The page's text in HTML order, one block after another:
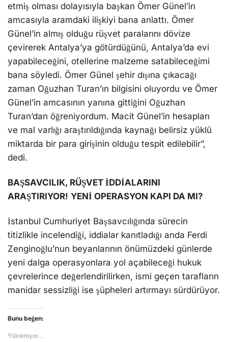
etmiş olması dolayısıyla başkan Ömer Günel’in
amcasıyla aramdaki ilişkiyi bana anlattı. Ömer
Günel’in almış olduğu rüşvet paralarını dövize
çevirerek Antalya’ya götürdüğünü, Antalya’da evi
yapabileceğini, otellerine malzeme satabileceğimi
bana söyledi. Ömer Günel şehir dışına çıkacağı
zaman Oğuzhan Turan’ın bilgisini oluyordu ve Ömer
Günel’in amcasının yanına gittiğini Oğuzhan
Turan’dan öğreniyordum. Macit Günel’in hesapları
ve mal varlığı araştırıldığında kaynağı belirsiz yüklü
miktarda bir para girişinin olduğu tespit edilebilir”,
dedi.
BAŞSAVCILIK, RÜŞVET İDDİALARINI
ARAŞTIRIYOR! YENİ OPERASYON KAPI DA MI?
İstanbul Cumhuriyet Başsavcılığında sürecin
titizlikle incelendiği, iddialar kanıtladığı anda Ferdi
Zenginoğlu’nun beyanlarının önümüzdeki günlerde
yeni dalga operasyonlara yol açabileceği hukuk
çevrelerince değerlendirilirken, ismi geçen tarafların
manidar sessizliği ise şüpheleri artırmayı sürdürüyor.
Bunu beğen:
Yükleniyor...